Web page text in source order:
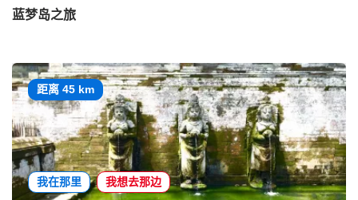
蓝梦岛之旅
距离 45 km
我在那里 我想去那边